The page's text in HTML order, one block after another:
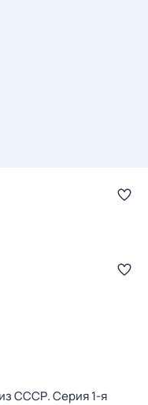
СССР. Серия 1-я